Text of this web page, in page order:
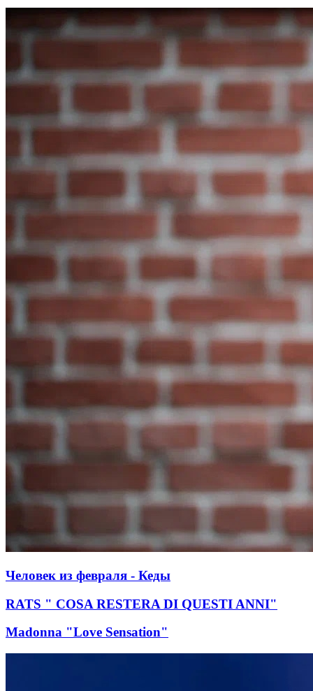
Человек из февраля - Кеды
RATS " COSA RESTERA DI QUESTI ANNI"
Madonna "Love Sensation"